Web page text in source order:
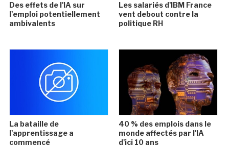
Des effets de l'IA sur
l'emploi potentiellement
ambivalents
Les salariés d'IBM France
vent debout contre la
politique RH
La bataille de
l'apprentissage a
commencé
40 % des emplois dans le
monde affectés par l'IA
d'ici 10 ans